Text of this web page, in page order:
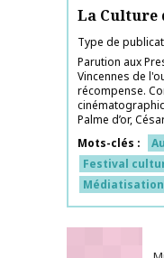
La Culture
Type de
Parution aux
Vincennes de
récompense.
Palme d’or,
Mots-clés
Festival
Médiatisation